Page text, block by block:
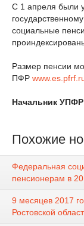
С 1 апреля были
социальные
Размер пенсии
ПФР
Начальник
Похожие
Федеральная
пенсионерам в
9 месяцев 2017
Ростовской